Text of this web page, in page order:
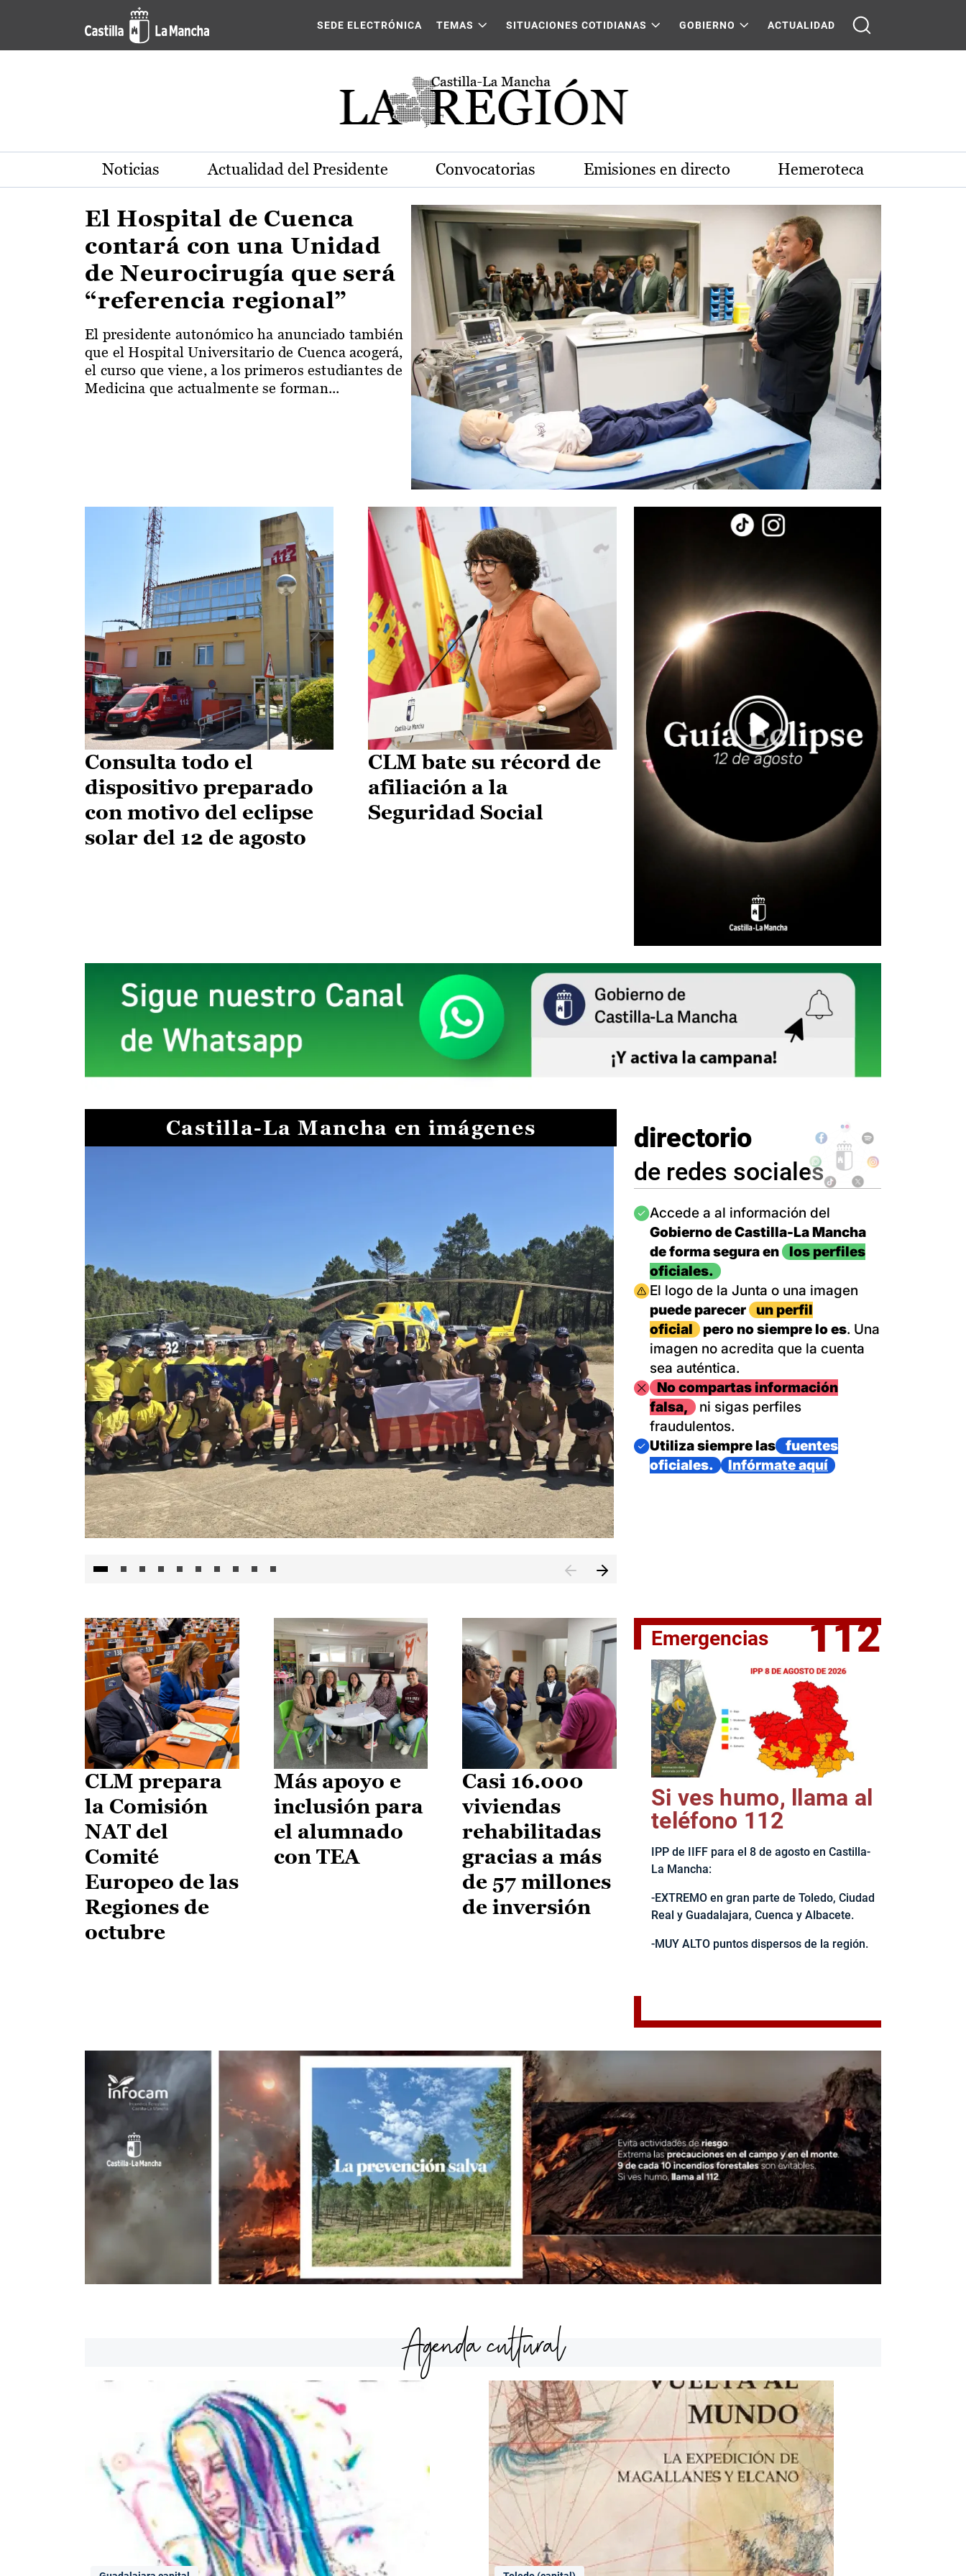
Pasar al contenido principal
Actualidad de la región de Castilla-La Mancha
SEDE ELECTRÓNICA TEMAS SITUACIONES COTIDIANAS GOBIERNO ACTUALIDAD
Noticias Actualidad del Presidente Convocatorias Emisiones en directo Hemeroteca
El Hospital de Cuenca
contará con una Unidad
de Neurocirugía que será
“referencia regional”
El presidente autonómico ha anunciado también
que el Hospital Universitario de Cuenca acogerá,
el curso que viene, a los primeros estudiantes de
Medicina que actualmente se forman...
Consulta todo el
dispositivo preparado
con motivo del eclipse
solar del 12 de agosto
CLM bate su récord de
afiliación a la
Seguridad Social
Castilla-La Mancha en imágenes
II Vuelta Ciclista CLM LEADER
directorio
de redes sociales
Imagen
Accede a al información del
Gobierno de Castilla-La Mancha
de forma segura en
los perfiles
oficiales.
Imagen
El logo de la Junta o una imagen
puede parecer
un perfil
oficial
pero no siempre lo es. Una
imagen no acredita que la cuenta
sea auténtica.
ImagenNo compartas información
falsa,
ni sigas perfiles
fraudulentos.
Imagen
Utiliza siempre las
fuentes
oficiales.
Infórmate aquí
CLM prepara
la Comisión
NAT del
Comité
Europeo de las
Regiones de
octubre
Más apoyo e
inclusión para
el alumnado
con TEA
Casi 16.000
viviendas
rehabilitadas
gracias a más
de 57 millones
de inversión
Emergencias 112
Si ves humo, llama al
teléfono 112
IPP de IIFF para el 8 de agosto en Castilla-
La Mancha:
-EXTREMO en gran parte de Toledo, Ciudad
Real y Guadalajara, Cuenca y Albacete.
-MUY ALTO puntos dispersos de la región.
Agenda cultural